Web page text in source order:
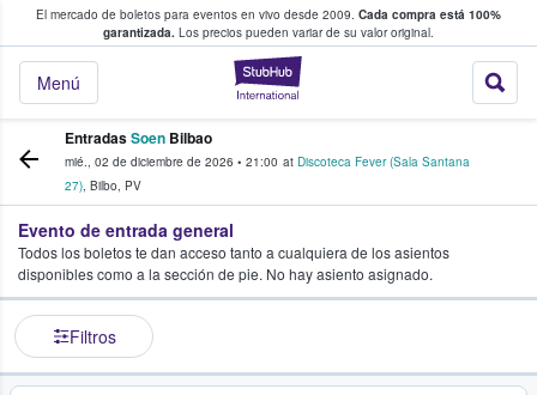
El mercado de boletos para eventos en vivo desde 2009. Cada compra está 100%
garantizada. Los precios pueden variar de su valor original.
StubHub: donde
Menú
fans compran y venden boletos
EntradasSoen Bilbao
mié., 02 de diciembre de 2026 • 21:00 at Discoteca Fever (Sala Santana
27), Bilbo, PV
Evento de entrada general
Todos los boletos te dan acceso tanto a cualquiera de los asientos
disponibles como a la sección de pie. No hay asiento asignado.
Filtros